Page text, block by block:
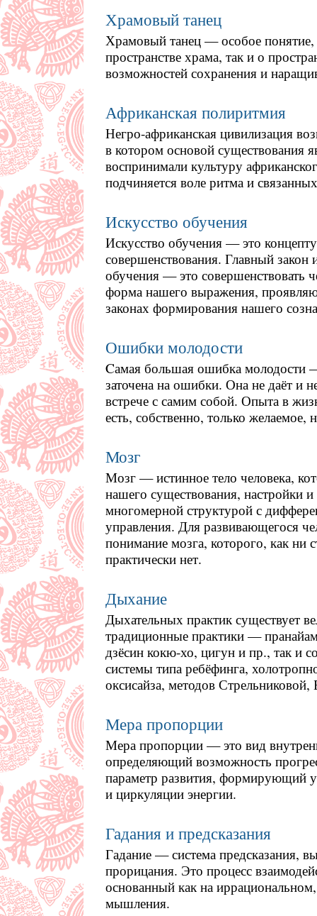
Храмовый танец
Храмовый танец — особое понятие,
пространстве храма, так и о
возможностей сохранения и
Африканская полиритмия
Негро-африканская цивилизация
в котором основой существования
воспринимали культуру
подчиняется воле ритма и
Искусство обучения
Искусство обучения — это
совершенствования. Главный закон
обучения — это совершенствовать
форма нашего выражения,
законах формирования нашего
Ошибки молодости
Cамая большая ошибка молодости
заточена на ошибки. Она не даёт и
встрече с самим собой. Опыта в
есть, собственно, только желаемое,
Мозг
Мозг — истинное тело человека,
нашего существования, настройки и
многомерной структурой с
управления. Для развивающегося
понимание мозга, которого, как ни
практически нет.
Дыхание
Дыхательных практик существует
традиционные практики —
дзёсин кокю-хо, цигун и пр., так и
системы типа ребёфинга,
оксисайза, методов
Мера пропорции
Мера пропорции — это вид
определяющий возможность
параметр развития, формирующий
и циркуляции энергии.
Гадания и предсказания
Гадание — система предсказания,
прорицания. Это процесс
основанный как на
мышления.